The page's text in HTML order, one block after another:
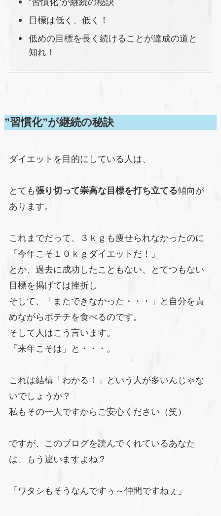
”習慣化”が継続の秘訣
目標は低く、低く！
低めの目標を長く続けることが達成の道と
知れ！
”習慣化”が継続の秘訣
ダイエットを目的にしている人は、
とても張り切って崇高な目標を打ち立てる傾向が
あります。
これまでだって、３ｋｇも痩せられなかったのに
「今年こそ１０ｋｇダイエットだ！」
とか、過去に成功したこともない、とてつもない
目標を掲げては挫折し
そして、「またできなかった・・・」と自分を責
めながらポテチを食べるのです。
そして人はこう言います。
「来年こそは」と・・・。
これは結構「わかる！」という人が多いんじゃな
いでしょうか？
私もその一人ですからご安心ください（笑）
ですが、このブログを読んでくれているあなた
は、もう違いますよね？
「ワタシもそうなんですぅ～仲間ですねぇ」